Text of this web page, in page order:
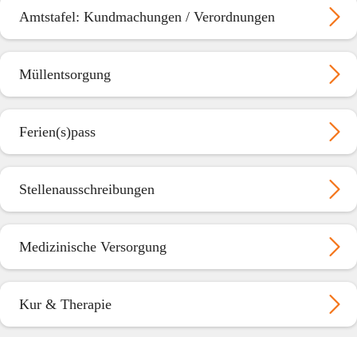
Amtstafel: Kundmachungen / Verordnungen
Müllentsorgung
Ferien(s)pass
Stellenausschreibungen
Medizinische Versorgung
Kur & Therapie